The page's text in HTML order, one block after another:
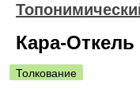
Кара-Откель
Толкование